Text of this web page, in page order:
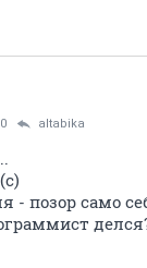
altabika
- позор само